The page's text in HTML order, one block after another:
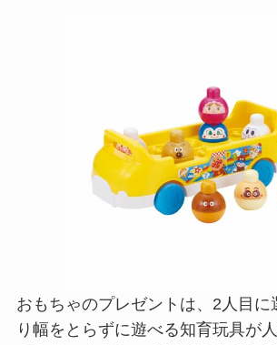
おもちゃのプレゼントは、2人目に
り幅をとらずに遊べる知育玩具が人